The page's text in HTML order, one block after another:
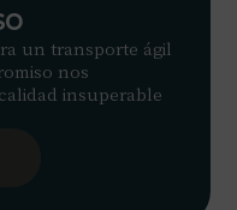
un transporte ágil
nos
insuperable